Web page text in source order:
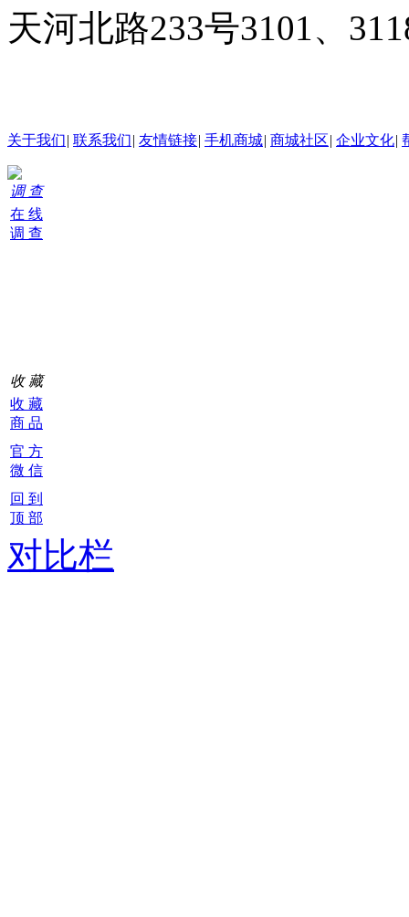
天河北路233号3101、
关于我们| 联系我们| 友情链接| 手机商城| 商城社区| 企业文化|
调 查
在 线
调 查
收 藏
收 藏
商 品
官 方
微 信
回 到
顶 部
对比栏